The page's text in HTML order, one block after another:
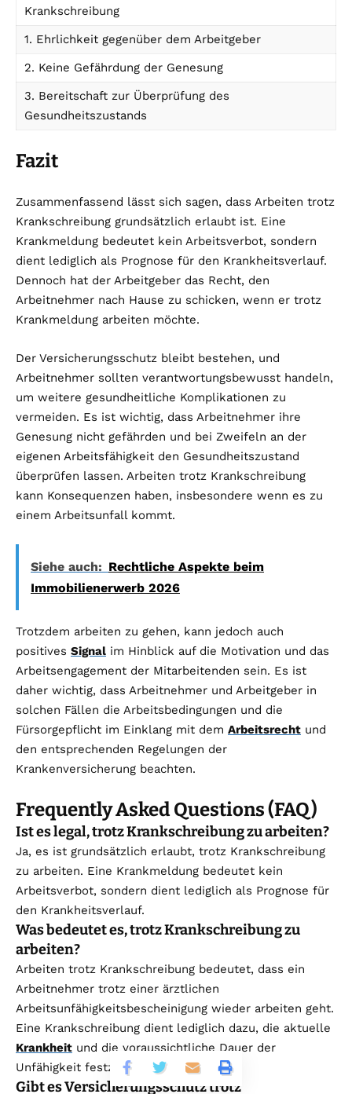
Krankschreibung
1. Ehrlichkeit gegenüber dem Arbeitgeber
2. Keine Gefährdung der Genesung
3. Bereitschaft zur Überprüfung des
Gesundheitszustands
Fazit
Zusammenfassend lässt sich sagen, dass Arbeiten trotz
Krankschreibung grundsätzlich erlaubt ist. Eine
Krankmeldung bedeutet kein Arbeitsverbot, sondern
dient lediglich als Prognose für den Krankheitsverlauf.
Dennoch hat der Arbeitgeber das Recht, den
Arbeitnehmer nach Hause zu schicken, wenn er trotz
Krankmeldung arbeiten möchte.
Der Versicherungsschutz bleibt bestehen, und
Arbeitnehmer sollten verantwortungsbewusst handeln,
um weitere gesundheitliche Komplikationen zu
vermeiden. Es ist wichtig, dass Arbeitnehmer ihre
Genesung nicht gefährden und bei Zweifeln an der
eigenen Arbeitsfähigkeit den Gesundheitszustand
überprüfen lassen. Arbeiten trotz Krankschreibung
kann Konsequenzen haben, insbesondere wenn es zu
einem Arbeitsunfall kommt.
Siehe auch: Rechtliche Aspekte beim
Immobilienerwerb 2026
Trotzdem arbeiten zu gehen, kann jedoch auch
positives Signal im Hinblick auf die Motivation und das
Arbeitsengagement der Mitarbeitenden sein. Es ist
daher wichtig, dass Arbeitnehmer und Arbeitgeber in
solchen Fällen die Arbeitsbedingungen und die
Fürsorgepflicht im Einklang mit dem Arbeitsrecht und
den entsprechenden Regelungen der
Krankenversicherung beachten.
Frequently Asked Questions (FAQ)
Ist es legal, trotz Krankschreibung zu arbeiten?
Ja, es ist grundsätzlich erlaubt, trotz Krankschreibung
zu arbeiten. Eine Krankmeldung bedeutet kein
Arbeitsverbot, sondern dient lediglich als Prognose für
den Krankheitsverlauf.
Was bedeutet es, trotz Krankschreibung zu
arbeiten?
Arbeiten trotz Krankschreibung bedeutet, dass ein
Arbeitnehmer trotz einer ärztlichen
Arbeitsunfähigkeitsbescheinigung wieder arbeiten geht.
Eine Krankschreibung dient lediglich dazu, die aktuelle
Krankheit und die voraussichtliche Dauer der
Unfähigkeit festzustellen.
Gibt es Versicherungsschutz trotz